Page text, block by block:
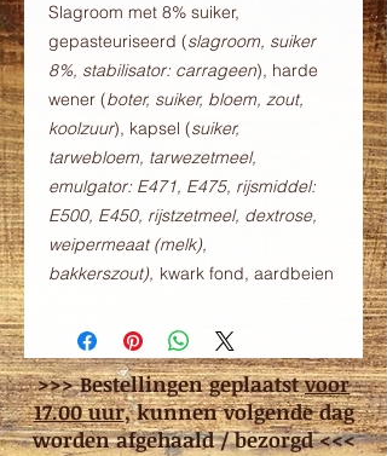
Slagroom met 8% suiker,
gepasteuriseerd (slagroom, suiker
8%, stabilisator: carrageen), harde
wener (boter, suiker, bloem, zout,
koolzuur), kapsel (suiker,
tarwebloem, tarwezetmeel,
emulgator: E471, E475, rijsmiddel:
E500, E450, rijstzetmeel, dextrose,
weipermeaat (melk),
bakkerszout), kwark fond, aardbeien
>>> Bestellingen geplaatstvoor
17.00 uur, kunnen volgende dag
worden afgehaald / bezorgd <<<